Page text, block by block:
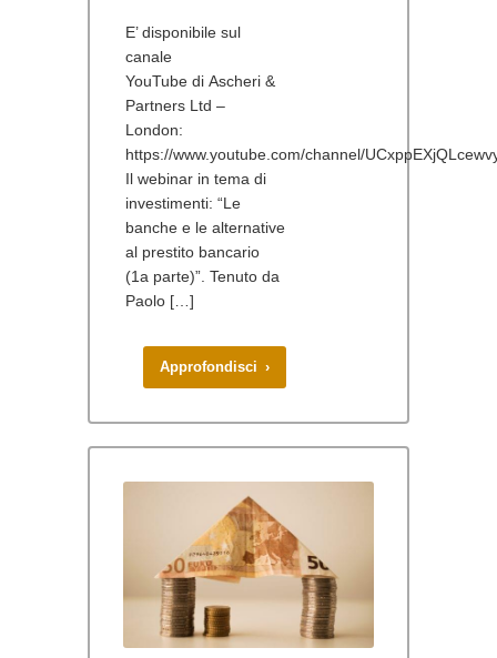
E’ disponibile sul
canale
YouTube di Ascheri &
Partners Ltd –
London:
https://www.youtube.com/channel/
Il webinar in tema di
investimenti: “Le
banche e le alternative
al prestito bancario
(1a parte)”. Tenuto da
Paolo […]
Approfondisci ›